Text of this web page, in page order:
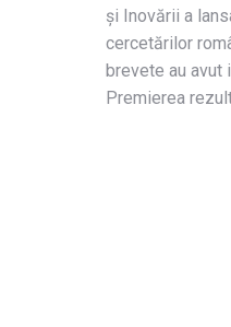
și Inovării a
cercetărilor
brevete au avut
Premierea